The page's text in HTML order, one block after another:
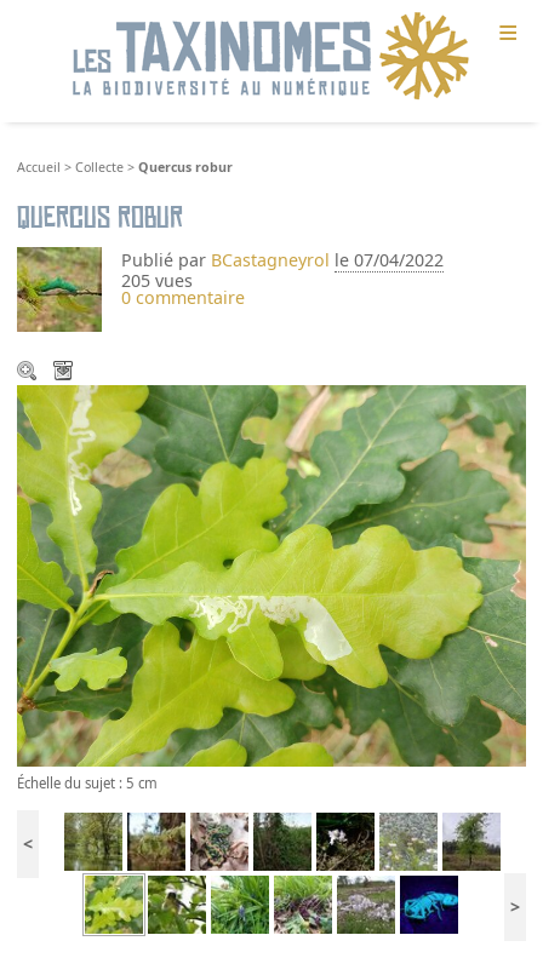
≡
Accueil >Collecte >Quercus robur
Quercus robur
Publié par BCastagneyrol le 07/04/2022
205 vues
0 commentaire
Échelle du sujet : 5 cm
<
>